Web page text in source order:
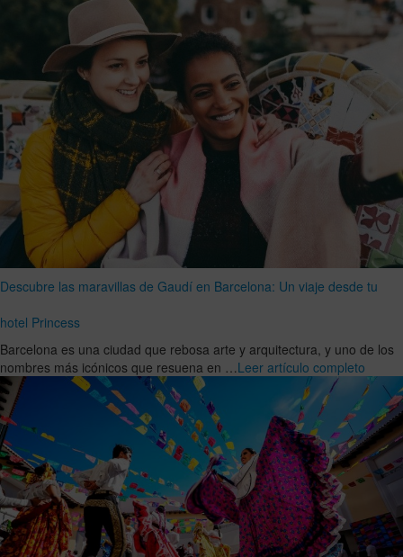
Descubre las maravillas de Gaudí en Barcelona: Un viaje desde tu
hotel Princess
Barcelona es una ciudad que rebosa arte y arquitectura, y uno de los
nombres más icónicos que resuena en …Leer artículo completo